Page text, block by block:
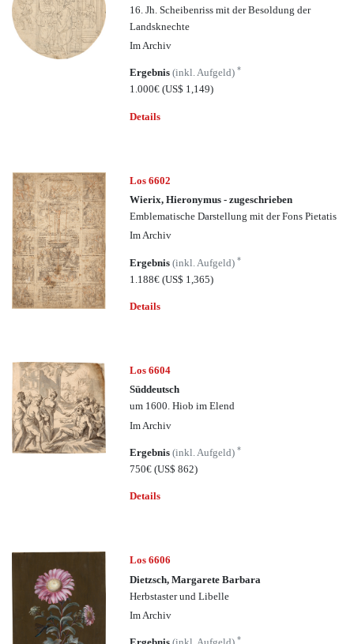
16. Jh. Scheibenriss mit der Besoldung der
Landsknechte
Im Archiv
Ergebnis(inkl. Aufgeld)*
1.000€(US$ 1,149)
Details
Los 6602
Wierix, Hieronymus - zugeschrieben
Emblematische Darstellung mit der Fons Pietatis
Im Archiv
Ergebnis(inkl. Aufgeld)*
1.188€(US$ 1,365)
Details
Los 6604
Süddeutsch
um 1600. Hiob im Elend
Im Archiv
Ergebnis(inkl. Aufgeld)*
750€(US$ 862)
Details
Los 6606
Dietzsch, Margarete Barbara
Herbstaster und Libelle
Im Archiv
*